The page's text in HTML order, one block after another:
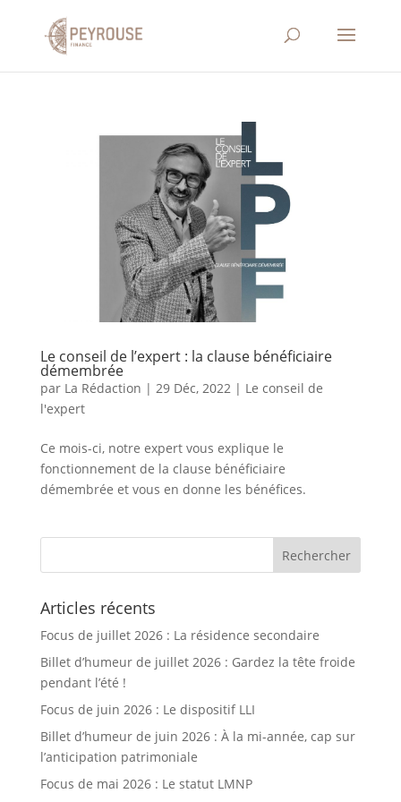
Le conseil de l’expert : la clause bénéficiaire
démembrée
par La Rédaction | 29 Déc, 2022| Le conseil de
l'expert
Ce mois-ci, notre expert vous explique le
fonctionnement de la clause bénéficiaire
démembrée et vous en donne les bénéfices.
Articles récents
Focus de juillet 2026 : La résidence secondaire
Billet d’humeur de juillet 2026 : Gardez la tête froide
pendant l’été !
Focus de juin 2026 : Le dispositif LLI
Billet d’humeur de juin 2026 : À la mi-année, cap sur
l’anticipation patrimoniale
Focus de mai 2026 : Le statut LMNP